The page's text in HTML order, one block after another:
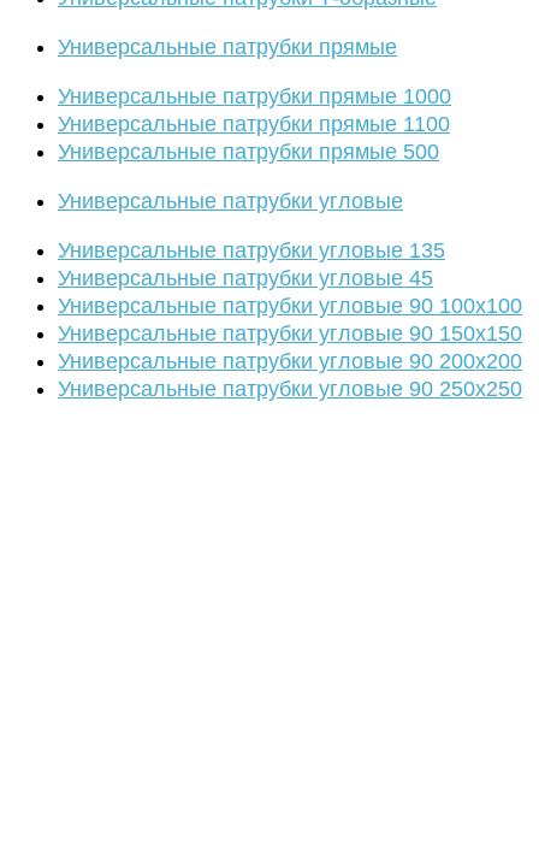
Универсальные патрубки прямые
Универсальные патрубки прямые 1000
Универсальные патрубки прямые 1100
Универсальные патрубки прямые 500
Универсальные патрубки угловые
Универсальные патрубки угловые 135
Универсальные патрубки угловые 45
Универсальные патрубки угловые 90 100х100
Универсальные патрубки угловые 90 150х150
Универсальные патрубки угловые 90 200х200
Универсальные патрубки угловые 90 250х250